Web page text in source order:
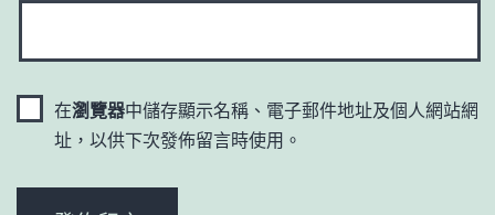
在瀏覽器中儲存顯示名稱、電子郵件地址及個人網站網
址，以供下次發佈留言時使用。